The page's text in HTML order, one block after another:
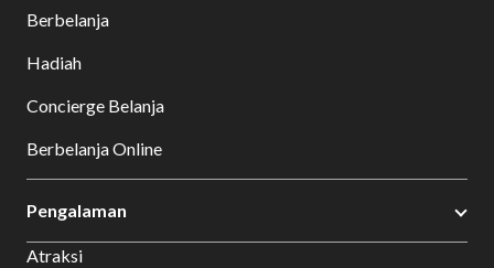
Berbelanja
Hadiah
Concierge Belanja
Berbelanja Online
Pengalaman
Atraksi